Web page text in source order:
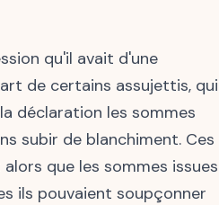
qu'il avait d'une
de certains assujettis, qui
déclaration les sommes
subir de blanchiment. Ces
que les sommes issues
ils pouvaient soupçonner